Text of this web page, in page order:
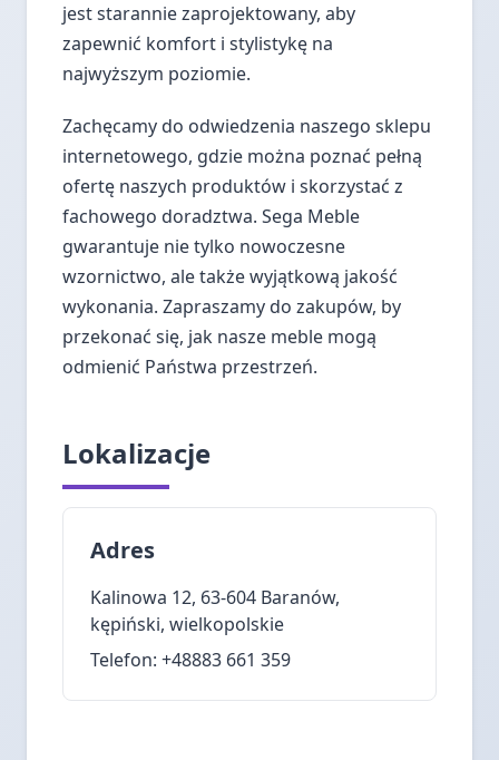
jest starannie zaprojektowany, aby
zapewnić komfort i stylistykę na
najwyższym poziomie.
Zachęcamy do odwiedzenia naszego sklepu
internetowego, gdzie można poznać pełną
ofertę naszych produktów i skorzystać z
fachowego doradztwa. Sega Meble
gwarantuje nie tylko nowoczesne
wzornictwo, ale także wyjątkową jakość
wykonania. Zapraszamy do zakupów, by
przekonać się, jak nasze meble mogą
odmienić Państwa przestrzeń.
Lokalizacje
Adres
Kalinowa 12, 63-604 Baranów,
kępiński, wielkopolskie
Telefon: +48883 661 359